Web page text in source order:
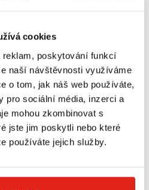
cookies
reklam, poskytování funkcí
naší návštěvnosti využíváme
o tom, jak náš web používáte,
pro sociální média, inzerci a
mohou zkombinovat s
jste jim poskytli nebo které
používáte jejich služby.
7 959 Kč s DPH
LEO VINCE VÝFUKOVÉ POTRUBÍ
KTM 390 ADVENTURE (2020-) /
HUSQVARNA
SVARTPILEN/VITPILEN 401
Na objednávku
Koupit